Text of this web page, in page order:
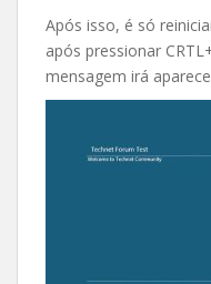
Após isso, é só
após pressionar
mensagem irá